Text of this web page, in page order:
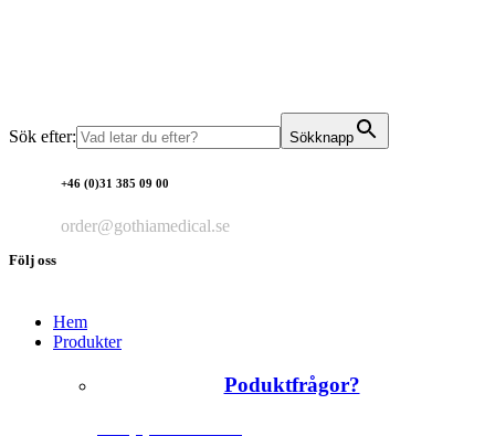
Sök efter: Sökknapp
+46 (0)31 385 09 00
order@gothiamedical.se
Följ oss
Hem
Produkter
Poduktfrågor?